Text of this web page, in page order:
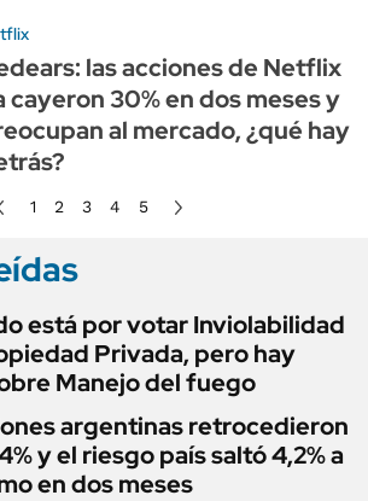
las acciones de Netflix
cayeron 30% en dos meses y
al mercado, ¿qué hay
1 2 3 4 5
está por votar Inviolabilidad
Privada, pero hay
Manejo del fuego
argentinas retrocedieron
y el riesgo país saltó 4,2% a
en dos meses